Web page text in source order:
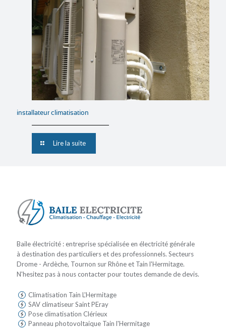
installateur climatisation
Lire la suite
Baile électricité : entreprise spécialisée en électricité générale
à destination des particuliers et des professionnels. Secteurs
Drome - Ardèche, Tournon sur Rhône et Tain l'Hermitage.
N'hesitez pas à nous contacter pour toutes demande de devis.
Climatisation Tain L'Hermitage
SAV climatiseur Saint PEray
Pose climatisation Clérieux
Panneau photovoltaique Tain l'Hermitage